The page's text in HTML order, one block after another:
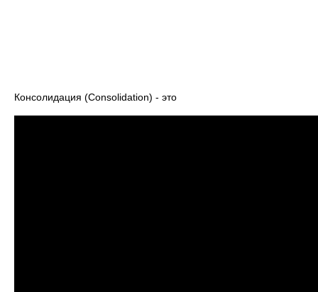
Консолидация (Consolidation) - это